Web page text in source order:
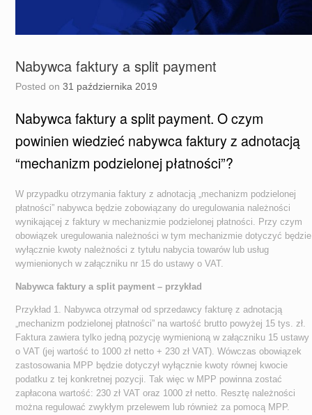
Nabywca faktury a split payment
Posted on31 października 2019
Nabywca faktury a split payment. O czym
powinien wiedzieć nabywca faktury z adnotacją
“mechanizm podzielonej płatności”?
W przypadku otrzymania faktury z adnotacją „mechanizm podzielonej
płatności” nabywca będzie zobowiązany do uregulowania należności
wynikającej z faktury w mechanizmie podzielonej płatności. Przy czym
obowiązek uregulowania należności w tym mechanizmie dotyczyć będzie
wyłącznie kwoty należności z tytułu nabycia towarów lub usług
wymienionych w załączniku nr 15 do ustawy o VAT.
Nabywca faktury a split payment – przykład
Przykład 1. Nabywca otrzymał od sprzedawcy fakturę z adnotacją
„mechanizm podzielonej płatności” na wartość brutto powyżej 15 tys. zł.
Faktura zawiera tylko jedną pozycję wymienioną w załączniku 15 ustawy
o VAT (jej wartość to 1000 zł netto + 230 zł VAT). Wówczas obowiązek
zastosowania MPP będzie dotyczył wyłącznie kwoty równej kwocie
podatku z tej konkretnej pozycji. Tak więc w MPP powinna zostać
zapłacona wartość: 230 zł VAT oraz 1000 zł netto. Resztę należności
można regulować zwykłym przelewem lub również za pomocą MPP.